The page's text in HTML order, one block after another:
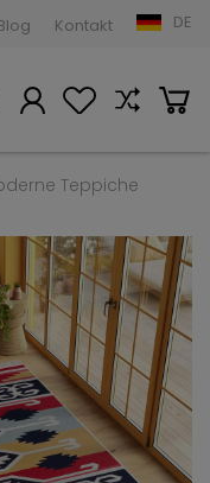
Kontakt DE
Teppiche